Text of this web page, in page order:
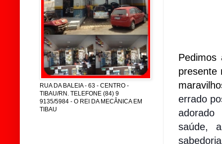
presente
errado
adorado
saúde,
RUA DA BALEIA - 63 - CENTRO -
TIBAU/RN. TELEFONE (84) 9
9135/5984 - O REI DA MECÂNICA EM
TIBAU